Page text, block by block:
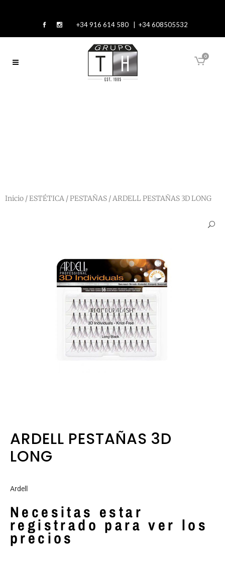
+34 916 614 580 | +34 608505532
0
Inicio /ESTÉTICA /PESTAÑAS / ARDELL PESTAÑAS 3D LONG
ARDELL PESTAÑAS 3D
LONG
Ardell
Necesitas estar
registrado para ver los
precios